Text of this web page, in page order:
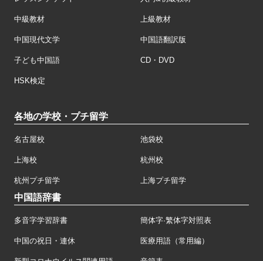
中級教材 上級教材
中国現代文学 中国語翻訳版
子ども中国語 CD・DVD
HSK検定
各地の学校・プチ留学
名古屋校 池袋校
上海校 杭州校
杭州プチ留学 上海プチ留学
中国語辞書
多音字学習辞書 簡体字·繁体字対照表
中国の祝日・連休 医療用語（常用編）